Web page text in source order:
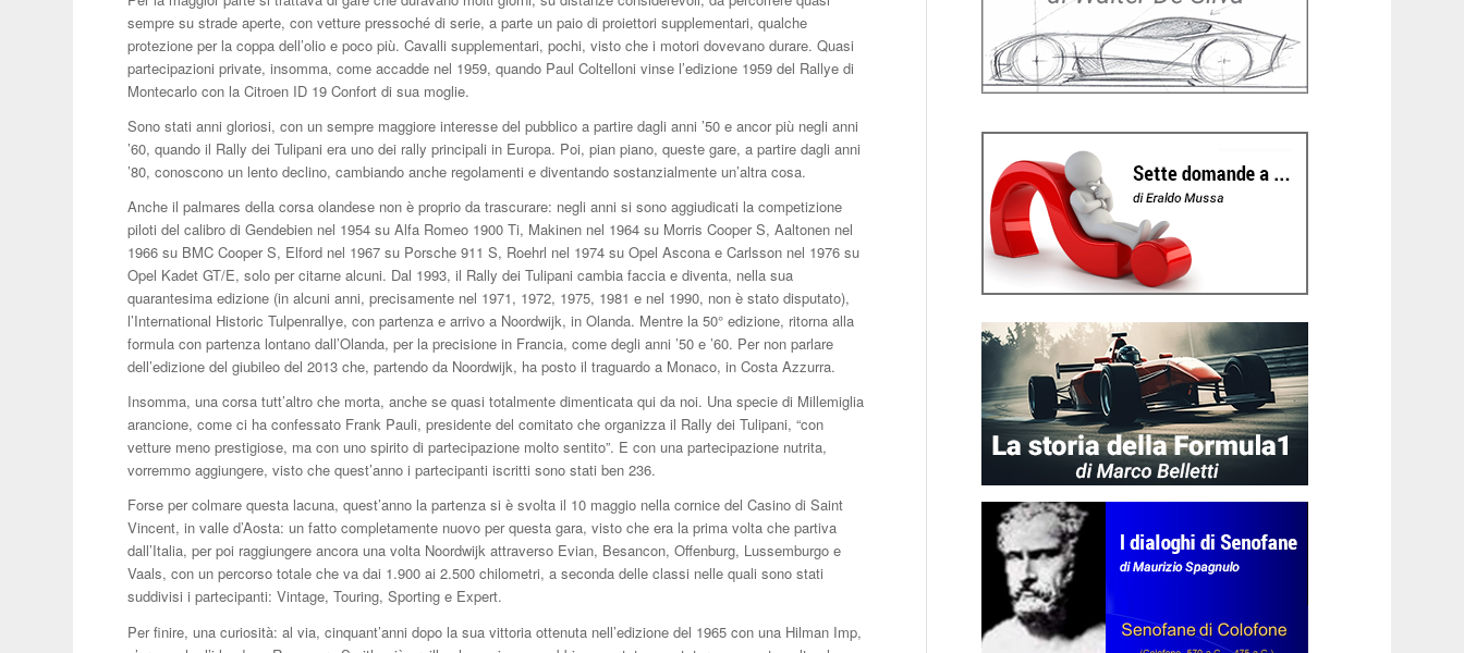
sempre su strade aperte, con vetture pressoché di serie, a parte un paio di proiettori supplementari, qualche
protezione per la coppa dell’olio e poco più. Cavalli supplementari, pochi, visto che i motori dovevano durare. Quasi
partecipazioni private, insomma, come accadde nel 1959, quando Paul Coltelloni vinse l’edizione 1959 del Rallye di
Montecarlo con la Citroen ID 19 Confort di sua moglie.
Sono stati anni gloriosi, con un sempre maggiore interesse del pubblico a partire dagli anni ’50 e ancor più negli anni
’60, quando il Rally dei Tulipani era uno dei rally principali in Europa. Poi, pian piano, queste gare, a partire dagli anni
’80, conoscono un lento declino, cambiando anche regolamenti e diventando sostanzialmente un’altra cosa.
Anche il palmares della corsa olandese non è proprio da trascurare: negli anni si sono aggiudicati la competizione
piloti del calibro di Gendebien nel 1954 su Alfa Romeo 1900 Ti, Makinen nel 1964 su Morris Cooper S, Aaltonen nel
1966 su BMC Cooper S, Elford nel 1967 su Porsche 911 S, Roehrl nel 1974 su Opel Ascona e Carlsson nel 1976 su
Opel Kadet GT/E, solo per citarne alcuni. Dal 1993, il Rally dei Tulipani cambia faccia e diventa, nella sua
quarantesima edizione (in alcuni anni, precisamente nel 1971, 1972, 1975, 1981 e nel 1990, non è stato disputato),
l’International Historic Tulpenrallye, con partenza e arrivo a Noordwijk, in Olanda. Mentre la 50° edizione, ritorna alla
formula con partenza lontano dall’Olanda, per la precisione in Francia, come degli anni ’50 e ’60. Per non parlare
dell’edizione del giubileo del 2013 che, partendo da Noordwijk, ha posto il traguardo a Monaco, in Costa Azzurra.
Insomma, una corsa tutt’altro che morta, anche se quasi totalmente dimenticata qui da noi. Una specie di Millemiglia
arancione, come ci ha confessato Frank Pauli, presidente del comitato che organizza il Rally dei Tulipani, “con
vetture meno prestigiose, ma con uno spirito di partecipazione molto sentito”. E con una partecipazione nutrita,
vorremmo aggiungere, visto che quest’anno i partecipanti iscritti sono stati ben 236.
Forse per colmare questa lacuna, quest’anno la partenza si è svolta il 10 maggio nella cornice del Casino di Saint
Vincent, in valle d’Aosta: un fatto completamente nuovo per questa gara, visto che era la prima volta che partiva
dall’Italia, per poi raggiungere ancora una volta Noordwijk attraverso Evian, Besancon, Offenburg, Lussemburgo e
Vaals, con un percorso totale che va dai 1.900 ai 2.500 chilometri, a seconda delle classi nelle quali sono stati
suddivisi i partecipanti: Vintage, Touring, Sporting e Expert.
Per finire, una curiosità: al via, cinquant’anni dopo la sua vittoria ottenuta nell’edizione del 1965 con una Hilman Imp,